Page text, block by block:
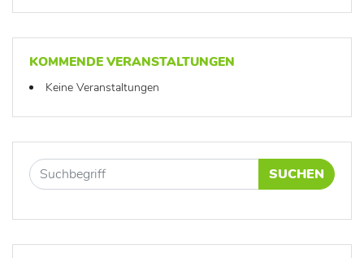
KOMMENDE VERANSTALTUNGEN
Keine Veranstaltungen
SUCHEN